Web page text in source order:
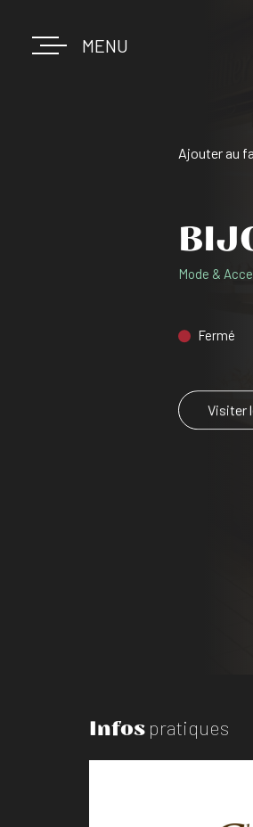
MENU
Ajouter au
Mode &
Fermé
Visiter
Infos pratiques